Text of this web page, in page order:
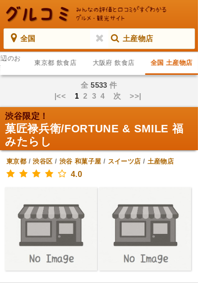
全国 土産物店
のお
東京都 飲食店 大阪府 飲食店 全国 土産物店
全5533 件
|<< 12 3 4 次 >>|
渋谷限定！
菓匠禄兵衛/FORTUNE & SMILE 福
みたらし
東京都 /渋谷区 / 渋谷 和菓子屋 / スイーツ店 / 土産物店
4.0